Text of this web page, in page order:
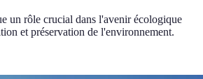
un rôle crucial dans l'avenir écologique
et préservation de l'environnement.